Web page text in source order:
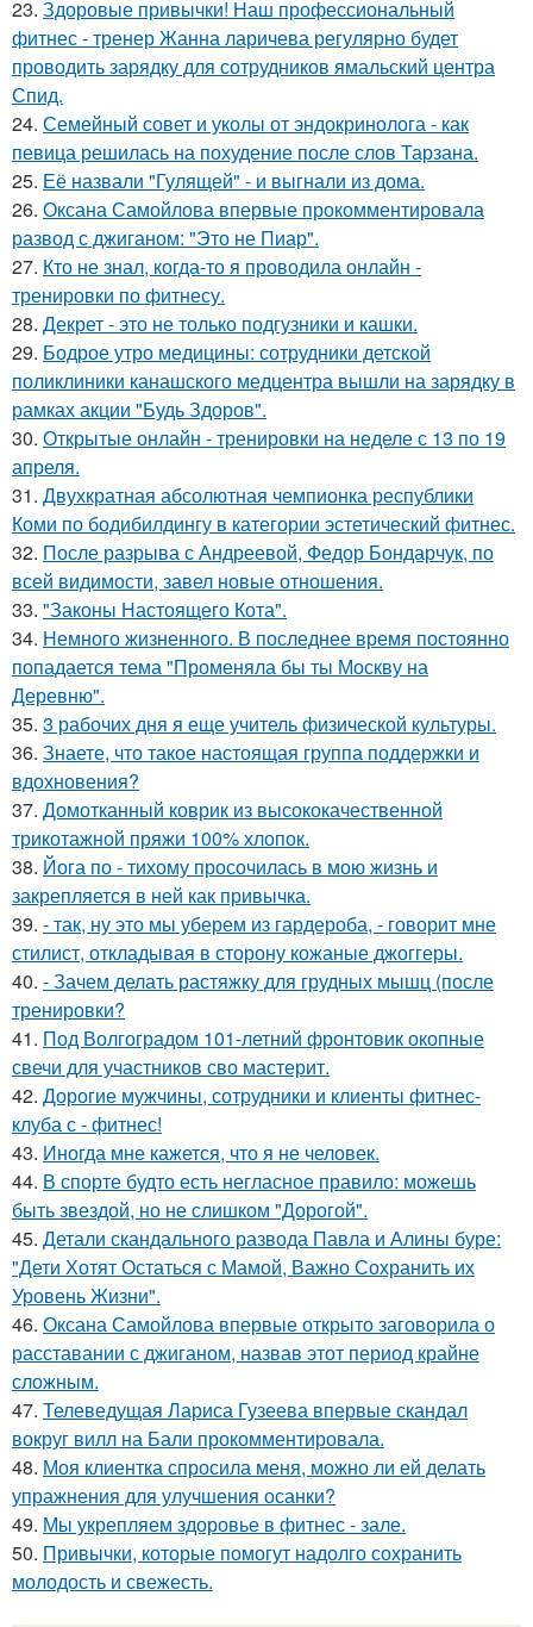
23. Здоровые привычки! Наш профессиональный
фитнес - тренер Жанна ларичева регулярно будет
проводить зарядку для сотрудников ямальский центра
Спид.
24. Семейный совет и уколы от эндокринолога - как
певица решилась на похудение после слов Тарзана.
25. Её назвали "Гулящей" - и выгнали из дома.
26. Оксана Самойлова впервые прокомментировала
развод с джиганом: "Это не Пиар".
27. Кто не знал, когда-то я проводила онлайн -
тренировки по фитнесу.
28. Декрет - это не только подгузники и кашки.
29. Бодрое утро медицины: сотрудники детской
поликлиники канашского медцентра вышли на зарядку в
рамках акции "Будь Здоров".
30. Открытые онлайн - тренировки на неделе с 13 по 19
апреля.
31. Двухкратная абсолютная чемпионка республики
Коми по бодибилдингу в категории эстетический фитнес.
32. После разрыва с Андреевой, Федор Бондарчук, по
всей видимости, завел новые отношения.
33. "Законы Настоящего Кота".
34. Немного жизненного. В последнее время постоянно
попадается тема "Променяла бы ты Москву на
Деревню".
35. 3 рабочих дня я еще учитель физической культуры.
36. Знаете, что такое настоящая группа поддержки и
вдохновения?
37. Домотканный коврик из высококачественной
трикотажной пряжи 100% хлопок.
38. Йога по - тихому просочилась в мою жизнь и
закрепляется в ней как привычка.
39. - так, ну это мы уберем из гардероба, - говорит мне
стилист, откладывая в сторону кожаные джоггеры.
40. - Зачем делать растяжку для грудных мышц (после
тренировки?
41. Под Волгоградом 101-летний фронтовик окопные
свечи для участников сво мастерит.
42. Дорогие мужчины, сотрудники и клиенты фитнес-
клуба с - фитнес!
43. Иногда мне кажется, что я не человек.
44. В спорте будто есть негласное правило: можешь
быть звездой, но не слишком "Дорогой".
45. Детали скандального развода Павла и Алины буре:
"Дети Хотят Остаться с Мамой, Важно Сохранить их
Уровень Жизни".
46. Оксана Самойлова впервые открыто заговорила о
расставании с джиганом, назвав этот период крайне
сложным.
47. Телеведущая Лариса Гузеева впервые скандал
вокруг вилл на Бали прокомментировала.
48. Моя клиентка спросила меня, можно ли ей делать
упражнения для улучшения осанки?
49. Мы укрепляем здоровье в фитнес - зале.
50. Привычки, которые помогут надолго сохранить
молодость и свежесть.